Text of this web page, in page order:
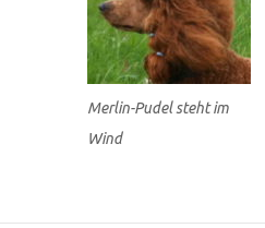
Merlin-Pudel steht im
Wind